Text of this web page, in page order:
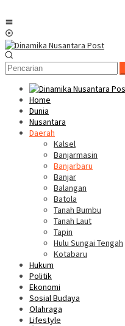
Home
Dunia
Nusantara
Daerah
Kalsel
Banjarmasin
Banjarbaru
Banjar
Balangan
Batola
Tanah Bumbu
Tanah Laut
Tapin
Hulu Sungai Tengah
Kotabaru
Hukum
Politik
Ekonomi
Sosial Budaya
Olahraga
Lifestyle